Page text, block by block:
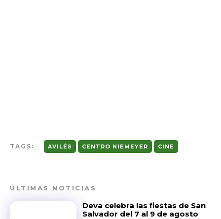
TAGS: AVILÉS CENTRO NIEMEYER CINE
ÚLTIMAS NOTICIAS
Deva celebra las fiestas de San
Salvador del 7 al 9 de agosto